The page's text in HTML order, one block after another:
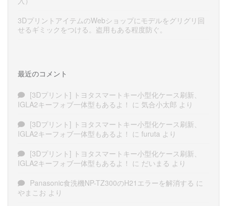
3DプリントアイテムのWebショップにモデルをグリグリ回
せるギミックをつける。盗用もある程度防ぐ。
最近のコメント
[3Dプリント] トヨタスマートキー小型化ケース刷新、
IGLA2キーフォブ一体型もあるよ！ に 気合小太郎 より
[3Dプリント] トヨタスマートキー小型化ケース刷新、
IGLA2キーフォブ一体型もあるよ！ に furuta より
[3Dプリント] トヨタスマートキー小型化ケース刷新、
IGLA2キーフォブ一体型もあるよ！ に だいまる より
Panasonic食洗機NP-TZ300のH21エラーを解消する に
やまこお より